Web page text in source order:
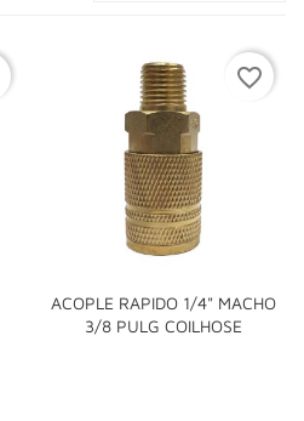
ACOPLE RAPIDO 1/4" MACHO
3/8 PULG COILHOSE
favorite_border